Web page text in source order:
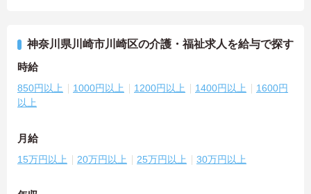
神奈川県川崎市川崎区の介護・福祉求人を給与で探す
時給
850円以上 1000円以上 1200円以上 1400円以上
1600円
以上
月給
15万円以上 20万円以上 25万円以上 30万円以上